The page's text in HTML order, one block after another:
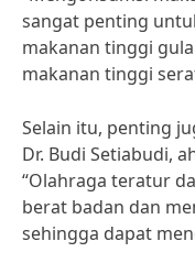
sangat penting
makanan tinggi
makanan tinggi
Selain itu, penting
Dr. Budi Setiabudi,
“Olahraga teratur
berat badan dan
sehingga dapat